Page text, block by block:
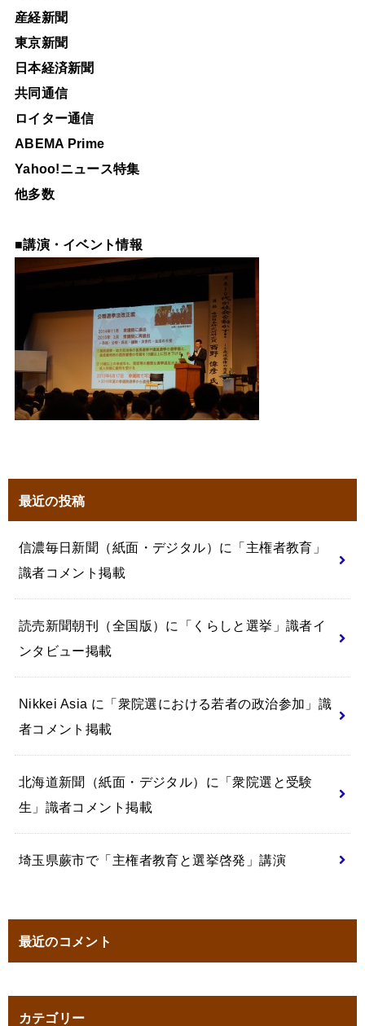
産経新聞
東京新聞
日本経済新聞
共同通信
ロイター通信
ABEMA Prime
Yahoo!ニュース特集
他多数
■講演・イベント情報
最近の投稿
信濃毎日新聞（紙面・デジタル）に「主権者教育」
識者コメント掲載
読売新聞朝刊（全国版）に「くらしと選挙」識者イ
ンタビュー掲載
Nikkei Asia に「衆院選における若者の政治参加」識
者コメント掲載
北海道新聞（紙面・デジタル）に「衆院選と受験
生」識者コメント掲載
埼玉県蕨市で「主権者教育と選挙啓発」講演
最近のコメント
カテゴリー